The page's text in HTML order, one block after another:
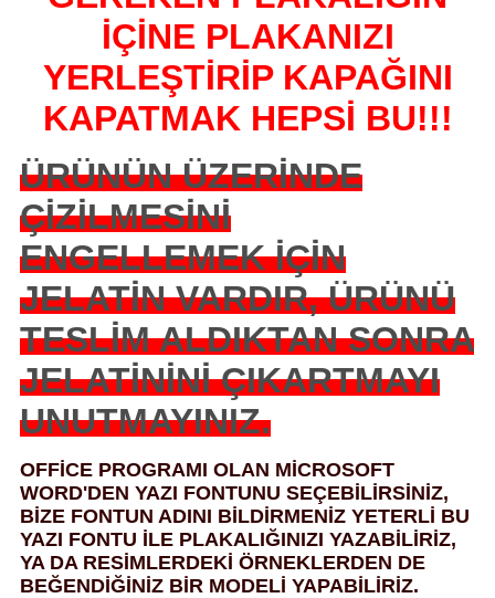
İÇİNE PLAKANIZI
YERLEŞTİRİP KAPAĞINI
KAPATMAK HEPSİ BU!!!
ÜRÜNÜN ÜZERİNDE
ÇİZİLMESİNİ
ENGELLEMEK İÇİN
JELATİN VARDIR, ÜRÜNÜ
TESLİM ALDIKTAN SONRA
JELATİNİNİ ÇIKARTMAYI
UNUTMAYINIZ.
OFFİCE PROGRAMI OLAN MİCROSOFT
WORD'DEN YAZI FONTUNU SEÇEBİLİRSİNİZ,
BİZE FONTUN ADINI BİLDİRMENİZ YETERLİ BU
YAZI FONTU İLE PLAKALIĞINIZI YAZABİLİRİZ,
YA DA RESİMLERDEKİ ÖRNEKLERDEN DE
BEĞENDİĞİNİZ BİR MODELİ YAPABİLİRİZ.